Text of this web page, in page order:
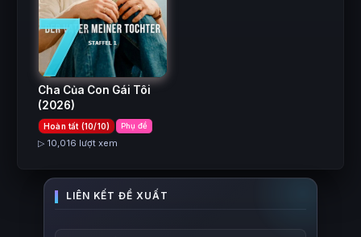
7
Cha Của Con Gái Tôi
(2026)
Hoàn tất (10/10) Phụ đề
▷ 10,016 lượt xem